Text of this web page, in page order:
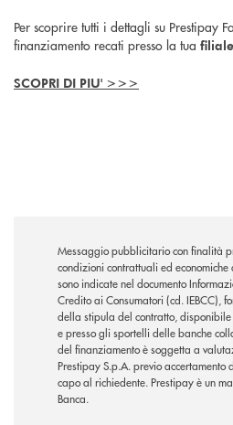
Per scoprire tutti i dettagli su Prestipay
finanziamento recati presso la tua
SCOPRI DI PIU' >>>
Messaggio pubblicitario con finalità
condizioni contrattuali ed
sono indicate nel documento
Credito ai Consumatori (cd. IEBCC),
della stipula del contratto,
e presso gli sportelli delle banche
del finanziamento è soggetta a
Prestipay S.p.A. previo accertamento
capo al richiedente. Prestipay è un
Banca.